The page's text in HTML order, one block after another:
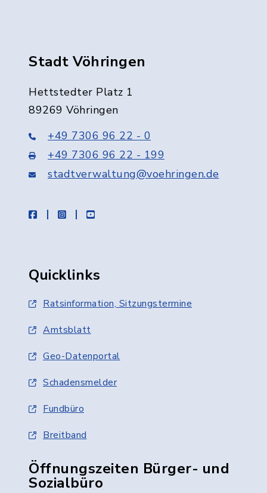
Stadt Vöhringen
Hettstedter Platz 1
89269 Vöhringen
+49 7306 96 22 - 0
+49 7306 96 22 - 199
stadtverwaltung@voehringen.de
facebookinstagramyoutube
Quicklinks
Ratsinformation, Sitzungstermine
Amtsblatt
Geo-Datenportal
Schadensmelder
Fundbüro
Breitband
Öffnungszeiten Bürger- und
Sozialbüro